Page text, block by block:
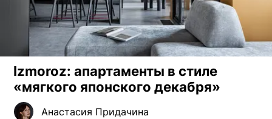
Izmoroz: апартаменты в стиле
«мягкого японского декабря»
Анастасия Придачина